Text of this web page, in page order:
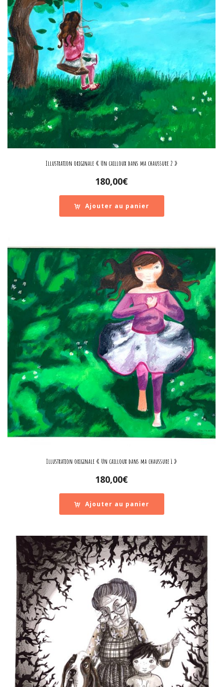
Illustration originale « Un cailloux dans ma chaussure 2 »
180,00€
Ajouter au panier
Illustration originale « Un cailloux dans ma chaussure 1 »
180,00€
Ajouter au panier